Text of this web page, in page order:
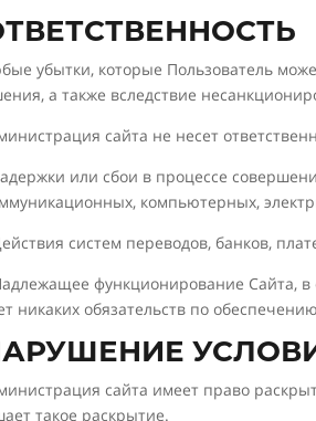
убытки, которые Пользователь
а также вследствие
сайта не несет
или сбои в процессе
компьютерных,
систем переводов, банков,
функционирование Сайта, в
никаких обязательств по
сайта имеет право
такое раскрытие.